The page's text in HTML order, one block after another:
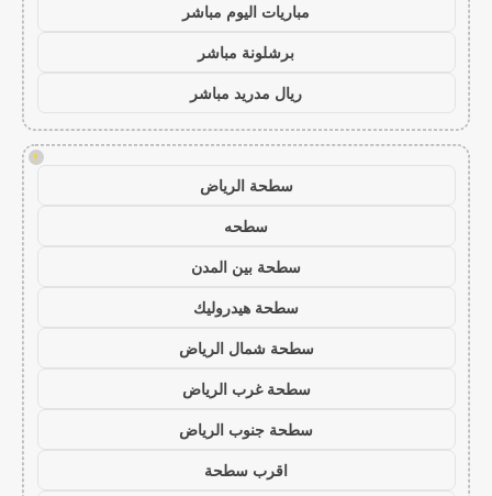
مباريات اليوم مباشر
برشلونة مباشر
ريال مدريد مباشر
!
سطحة الرياض
سطحه
سطحة بين المدن
سطحة هيدروليك
سطحة شمال الرياض
سطحة غرب الرياض
سطحة جنوب الرياض
اقرب سطحة